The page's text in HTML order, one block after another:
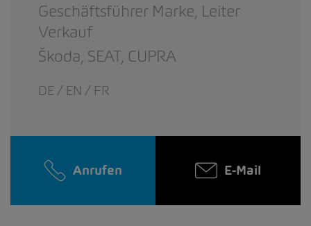
Geschäftsführer Marke, Leiter
Verkauf
Škoda, SEAT, CUPRA
DE / EN / FR
Anrufen E-Mail